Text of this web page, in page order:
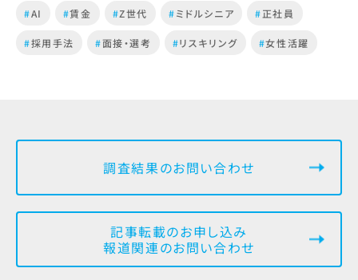
#AI #賃金 #Z世代 #ミドルシニア #正社員
#採用手法 #面接・選考 #リスキリング #女性活躍
調査結果のお問い合わせ
記事転載のお申し込み
報道関連のお問い合わせ